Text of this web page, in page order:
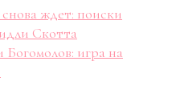
ждет: поиски
Скотта
Богомолов: игра на